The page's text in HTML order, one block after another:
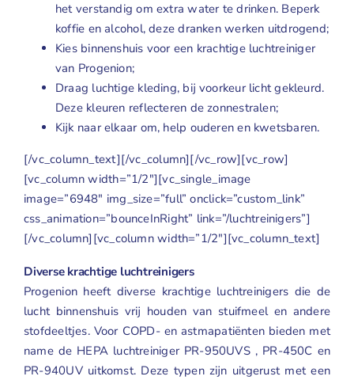
het verstandig om extra water te drinken. Beperk
koffie en alcohol, deze dranken werken uitdrogend;
Kies binnenshuis voor een krachtige luchtreiniger
van Progenion;
Draag luchtige kleding, bij voorkeur licht gekleurd.
Deze kleuren reflecteren de zonnestralen;
Kijk naar elkaar om, help ouderen en kwetsbaren.
[/vc_column_text][/vc_column][/vc_row][vc_row]
[vc_column width=”1/2″][vc_single_image
image=”6948″ img_size=”full” onclick=”custom_link”
css_animation=”bounceInRight” link=”/luchtreinigers”]
[/vc_column][vc_column width=”1/2″][vc_column_text]
Diverse krachtige luchtreinigers
Progenion heeft diverse krachtige luchtreinigers die de
lucht binnenshuis vrij houden van stuifmeel en andere
stofdeeltjes. Voor COPD- en astmapatiënten bieden met
name de HEPA luchtreiniger PR-950UVS, PR-450C en
PR-940UVuitkomst. Deze typen zijn uitgerust met een